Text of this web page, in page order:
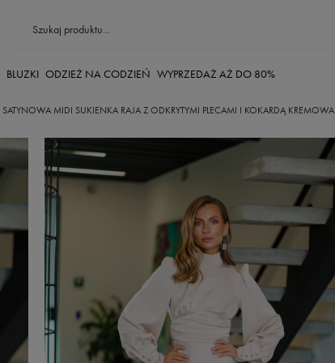
BLUZKI ODZIEŻ NA CODZIEŃ WYPRZEDAŻ AŻ DO 80%
SATYNOWA MIDI SUKIENKA RAJA Z ODKRYTYMI PLECAMI I KOKARDĄ KREMOWA